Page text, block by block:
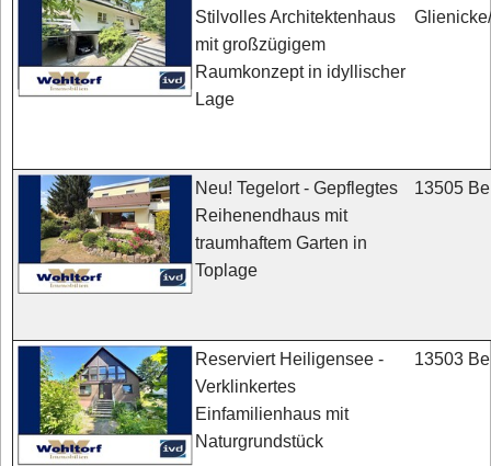
Stilvolles Architektenhaus
mit großzügigem
Raumkonzept in idyllischer
Lage
Neu! Tegelort - Gepflegtes
Reihenendhaus mit
traumhaftem Garten in
Toplage
13505
Reserviert Heiligensee -
Verklinkertes
Einfamilienhaus mit
Naturgrundstück
13503